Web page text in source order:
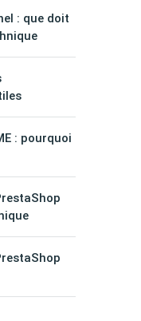
: que doit
: pourquoi